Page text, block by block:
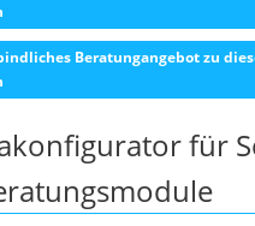
Beratungangebot zu
für